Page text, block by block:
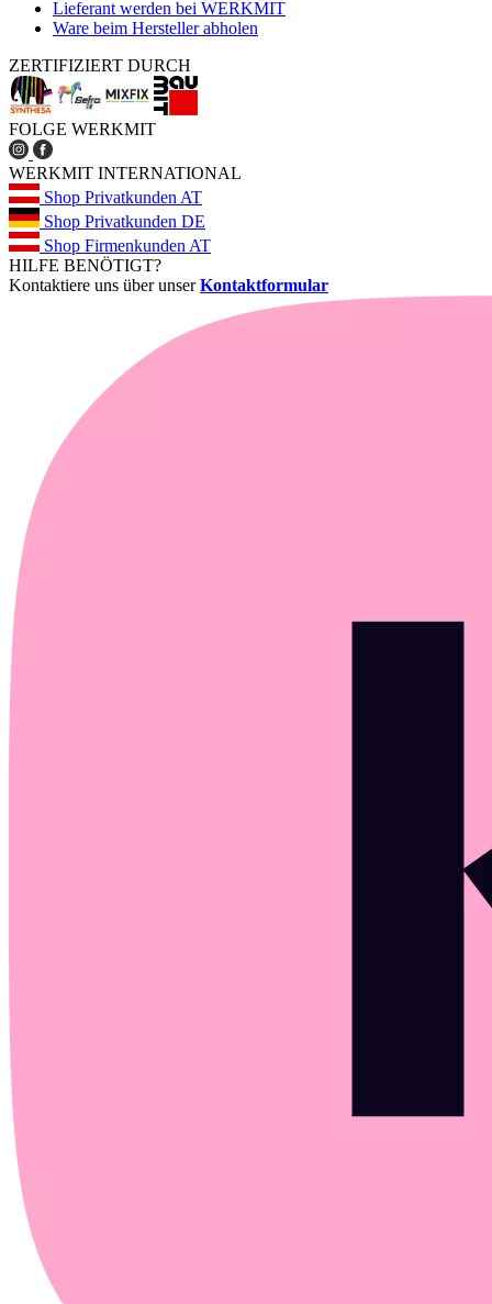
Lieferant werden bei WERKMIT
Ware beim Hersteller abholen
ZERTIFIZIERT DURCH
FOLGE WERKMIT
WERKMIT INTERNATIONAL
Shop Privatkunden AT
Shop Privatkunden DE
Shop Firmenkunden AT
HILFE BENÖTIGT?
Kontaktiere uns über unserKontaktformular